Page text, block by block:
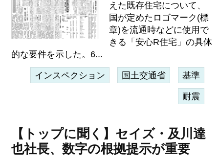
えた既存住宅について、
国が定めたロゴマーク(標
章)を流通時などに使用で
きる「安心R住宅」の具体
的な要件を示した。6...
インスペクション 国土交通省 基準
耐震
【トップに聞く】セイズ・及川達
也社長、数字の根拠提示が重要